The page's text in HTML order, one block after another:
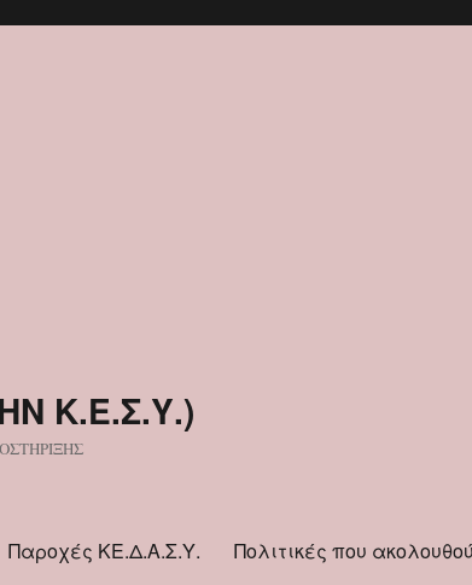
Κ.Ε.Σ.Υ.)
Παροχές ΚΕ.Δ.Α.Σ.Υ. Πολιτικές που